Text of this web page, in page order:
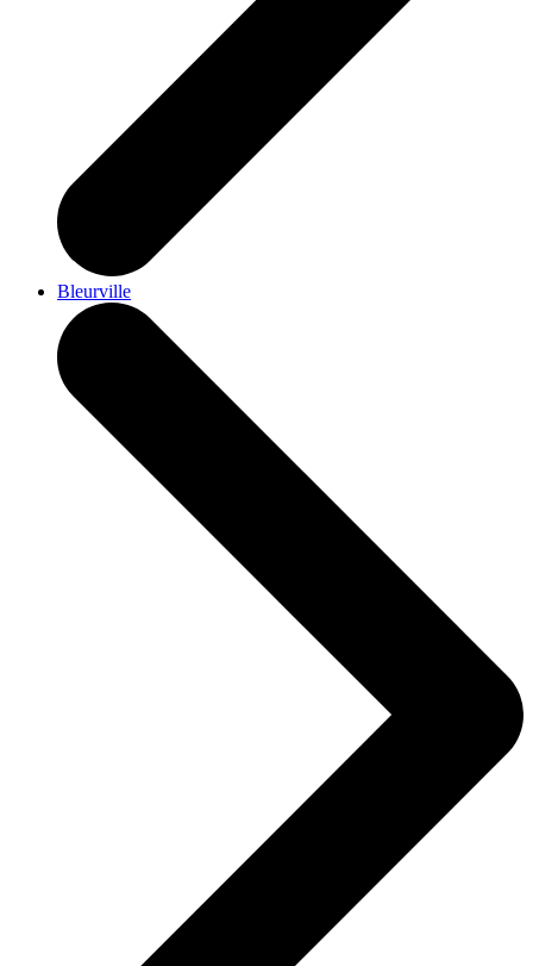
Bleurville